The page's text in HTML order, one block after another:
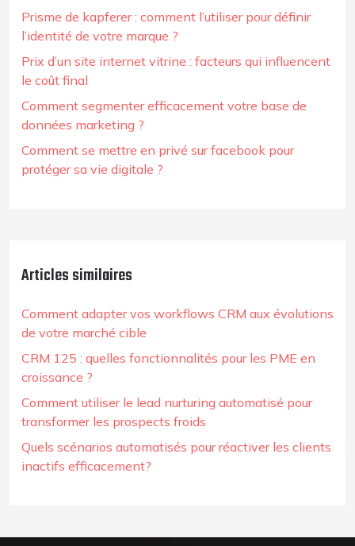
Prisme de kapferer : comment l’utiliser pour définir
l’identité de votre marque ?
Prix d’un site internet vitrine : facteurs qui influencent
le coût final
Comment segmenter efficacement votre base de
données marketing ?
Comment se mettre en privé sur facebook pour
protéger sa vie digitale ?
Articles similaires
Comment adapter vos workflows CRM aux évolutions
de votre marché cible
CRM 125 : quelles fonctionnalités pour les PME en
croissance ?
Comment utiliser le lead nurturing automatisé pour
transformer les prospects froids
Quels scénarios automatisés pour réactiver les clients
inactifs efficacement?